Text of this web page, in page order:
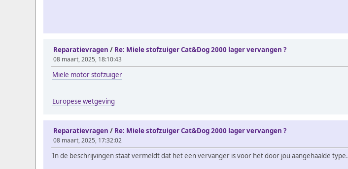
Reparatievragen / Re: Miele stofzuiger Cat&Dog 2000 lager vervangen ?
08 maart, 2025, 18:10:43
Miele motor stofzuiger
Europese wetgeving
Reparatievragen / Re: Miele stofzuiger Cat&Dog 2000 lager vervangen ?
08 maart, 2025, 17:32:02
In de beschrijvingen staat vermeldt dat het een vervanger is voor het door jou aangehaalde type.